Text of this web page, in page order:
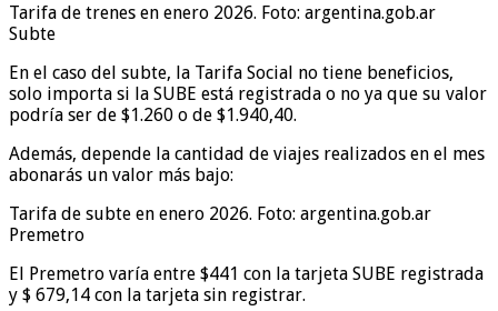
Tarifa de trenes en enero 2026. Foto: argentina.gob.ar
Subte
En el caso del subte, la Tarifa Social no tiene beneficios,
solo importa si la SUBE está registrada o no ya que su valor
podría ser de $1.260 o de $1.940,40.
Además, depende la cantidad de viajes realizados en el mes
abonarás un valor más bajo:
Tarifa de subte en enero 2026. Foto: argentina.gob.ar
Premetro
El Premetro varía entre $441 con la tarjeta SUBE registrada
y $ 679,14 con la tarjeta sin registrar.